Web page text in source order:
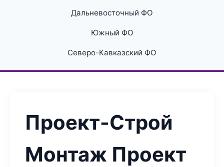
Дальневосточный ФО
Южный ФО
Северо-Кавказский ФО
Проект-Строй
Монтаж Проект